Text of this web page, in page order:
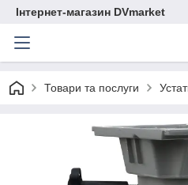
Інтернет-магазин DVmarket
Товари та послуги